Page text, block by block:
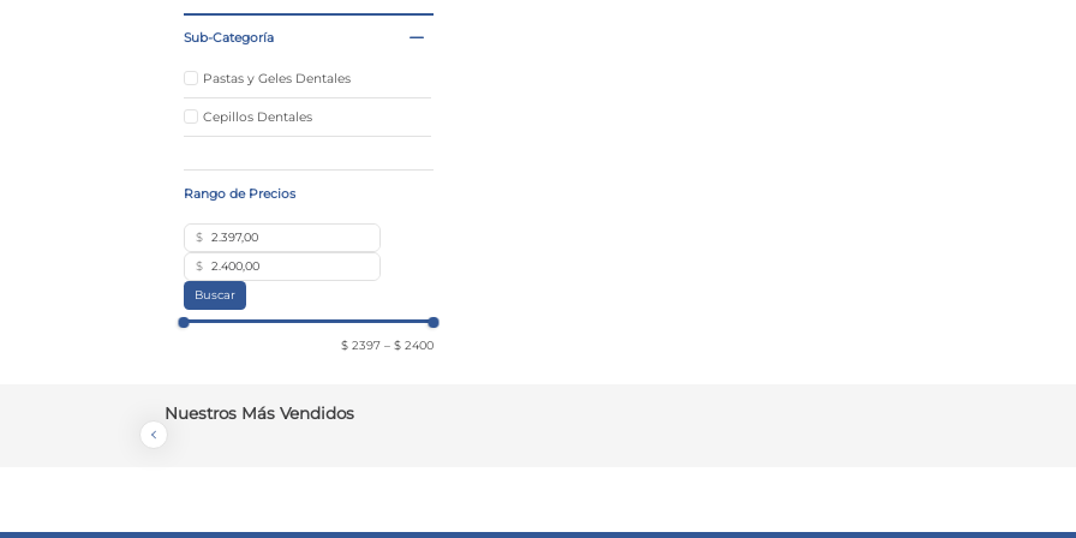
Sub-Categoría
Pastas y Geles Dentales
Cepillos Dentales
$
$
Buscar
$ 2397 – $ 2400
Nuestros Más Vendidos